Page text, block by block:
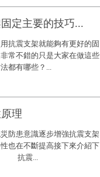
定主要的技巧...
震支架就能夠有更好的固
常不錯的只是大家在做這些
都有哪些？...
理
患意識逐步增強抗震支架
也在不斷提高接下來介紹下
。 抗震...